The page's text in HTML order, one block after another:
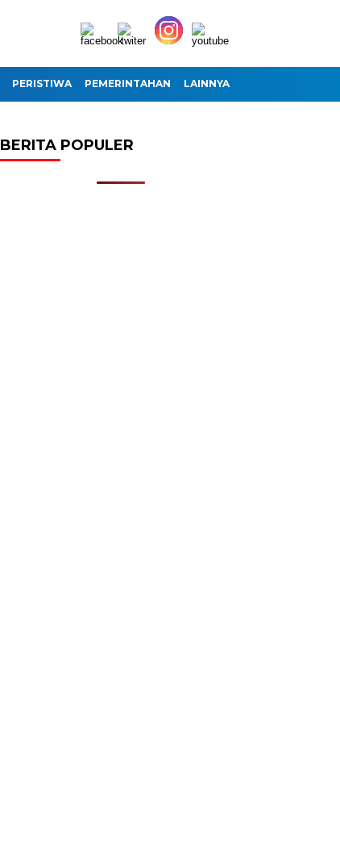
PERISTIWA PEMERINTAHAN LAINNYA
BERITA POPULER